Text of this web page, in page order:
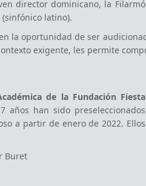
de la Fundación Fiesta
han sido preseleccionados
Buret